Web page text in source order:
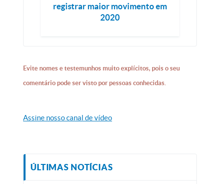
registrar maior movimento em
2020
Evite nomes e testemunhos muito explícitos, pois o seu
comentário pode ser visto por pessoas conhecidas.
Assine nosso canal de vídeo
ÚLTIMAS NOTÍCIAS